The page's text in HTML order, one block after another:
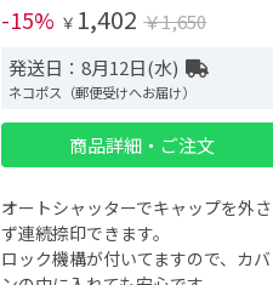
-15% ￥ 1,402 ￥1,650
発送日：8月12日(水)
ネコポス（郵便受けへお届け）
商品詳細・ご注文
オートシャッターでキャップを外さ
ず連続捺印できます。
ロック機構が付いてますので、カバ